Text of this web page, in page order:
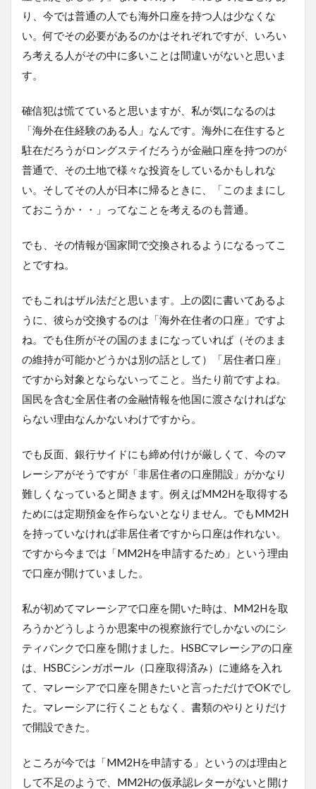
り、今では普通の人でも海外口座を持つ人は少なくな
い。何でその必要があるのかはそれぞれですが、いろい
ろ考える人がその中に多いことは間違いがないと思いま
す。
確信犯は慌てていると思いますが、私が気になるのは
「海外在住経験のある人」なんです。海外に在住すると
駐在だろうがロングステイだろうが金融口座を持つのが
普通で、その土地で様々な投資をしているかもしれな
い。そしてその人が日本に帰るときに、「このままにし
ておこうか・・」ってなことを考えるのも普通。
でも、その情報が国家間で交換されるようになるってこ
とですね。
でもこれはザル法だと思います。上の図に書いてあるよ
うに、彼らが交換するのは「海外在住者の口座」ですよ
ね。でも住所がその国のままになっていれば（そのまま
の維持が可能かどうかは別の話として）「居住者口座」
ですから対象とならないってこと。当たり前ですよね。
国民を含む全居住者の金融情報を他国に渡さなければな
らない理由なんかないわけですから。
でも反面、銀行サイドにも締め付けが厳しくて、今のマ
レーシアがそうですが「非居住者の口座開設」がかなり
難しくなっていると聞きます。例えばMM2Hを取得する
ためには定期預金を作らないとなりません。でもMM2H
を持っていなければ非居住者ですから口座は作れない。
ですから今までは「MM2Hを申請するため」という理由
で口座が開けていました。
私が初めてマレーシアで口座を開いた時は、MM2Hを取
ろうかどうしようか思案中の視察旅行でしかないのにシ
ティバンクで口座を開けました。HSBCマレーシアの口座
は、HSBCシンガポール（口座取得済み）に連絡を入れ
て、マレーシアで口座を開きたいと言っただけでOKでし
た。マレーシアに行くこともなく、書類のやりとりだけ
で開設できた。
ところが今では「MM2Hを申請する」というのは理由と
して不足のようで、MM2Hの仮承認レターがないと開け